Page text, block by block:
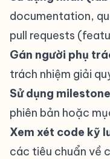
documentation,
pull requests
Gán người phụ
trách nhiệm giải
Sử dụng
phiên bản hoặc
Xem xét code kỹ
các tiêu chuẩn về